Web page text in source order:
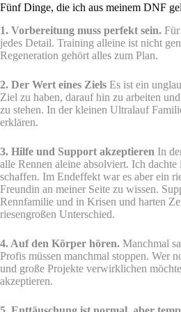
Fünf Dinge, die ich aus meinem DNF
1. Vorbereitung muss perfekt sein. Für
jedes Detail. Training alleine ist nicht
Regeneration gehört alles zum Plan.
2. Der Wert eines Ziels Es ist ein
Ziel zu haben, darauf hin zu arbeiten
zu stehen. In der kleinen Ultralauf
erklären.
3. Hilfe und Support akzeptieren In
alle Rennen aleine absolviert. Ich
schaffen. Im Endeffekt war es aber ein
Freundin an meiner Seite zu wissen.
Rennfamilie und in Krisen und harten
riesengroßen Unterschied.
4. Auf den Körper hören. Manchmal
Profis müssen manchmal stoppen. Wer
und große Projekte verwirklichen
akzeptieren.